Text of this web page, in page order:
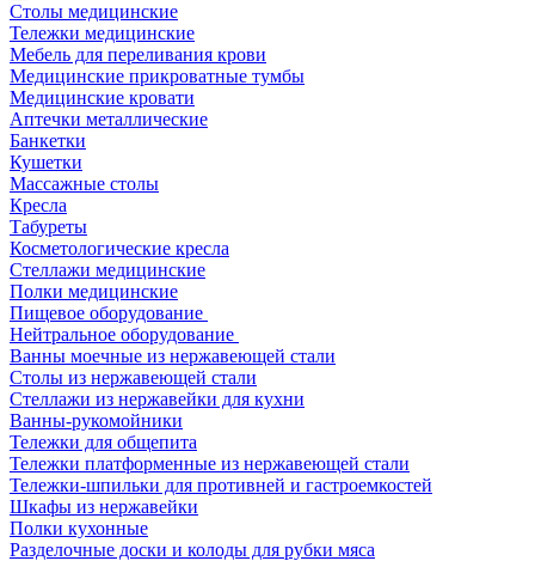
Столы медицинские
Тележки медицинские
Мебель для переливания крови
Медицинские прикроватные тумбы
Медицинские кровати
Аптечки металлические
Банкетки
Кушетки
Массажные столы
Кресла
Табуреты
Косметологические кресла
Стеллажи медицинские
Полки медицинские
Пищевое оборудование
Нейтральное оборудование
Ванны моечные из нержавеющей стали
Столы из нержавеющей стали
Стеллажи из нержавейки для кухни
Ванны-рукомойники
Тележки для общепита
Тележки платформенные из нержавеющей стали
Тележки-шпильки для противней и гастроемкостей
Шкафы из нержавейки
Полки кухонные
Разделочные доски и колоды для рубки мяса